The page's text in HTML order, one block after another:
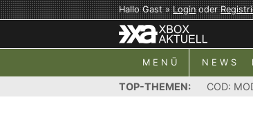
Hallo Gast »Loginoder
MENÜ NEWS
TOP-THEMEN: COD: